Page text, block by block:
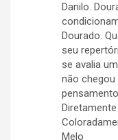
Danilo.
Dourado.
seu
se avalia
não chegou
Diretamente
Melo